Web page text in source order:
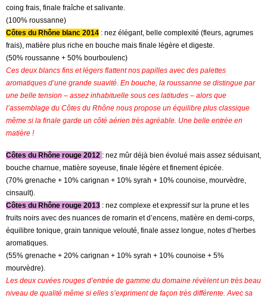
coing frais, finale fraîche et salivante.
(100% roussanne)
Côtes du Rhône blanc 2014 : nez élégant, belle complexité (fleurs, agrumes
frais), matière plus riche en bouche mais finale légère et digeste.
(50% roussanne + 50% bourboulenc)
Ces deux blancs fins et légers flattent nos papilles avec des palettes
aromatiques d’une grande suavité. En bouche, la roussanne se distingue par
une belle tension – assez inhabituelle sous ces latitudes – alors que
l’assemblage du Côtes du Rhône nous propose un équilibre plus classique
même si la finale garde un côté aérien très agréable. Une belle entrée en
matière !
Côtes du Rhône rouge 2012 : nez mûr déjà bien évolué mais assez séduisant,
bouche charnue, matière soyeuse, finale légère et finement épicée.
(70% grenache + 10% carignan + 10% syrah + 10% counoise, mourvèdre,
cinsault).
Côtes du Rhône rouge 2013 : nez complexe et expressif sur la prune et les
fruits noirs avec des nuances de romarin et d’encens, matière en demi-corps,
équilibre tonique, grain tannique velouté, finale assez longue, notes d’herbes
aromatiques.
(55% grenache + 20% carignan + 10% syrah + 10% counoise + 5%
mourvèdre).
Les deux cuvées rouges d’entrée de gamme du domaine révèlent un très beau
niveau de qualité même si elles s’expriment de façon très différente. Avec sa